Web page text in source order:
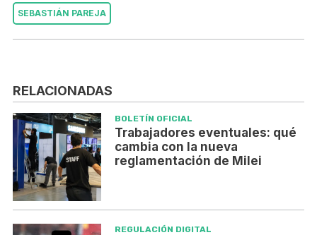
SEBASTIÁN PAREJA
RELACIONADAS
BOLETÍN OFICIAL
Trabajadores eventuales: qué
cambia con la nueva
reglamentación de Milei
REGULACIÓN DIGITAL